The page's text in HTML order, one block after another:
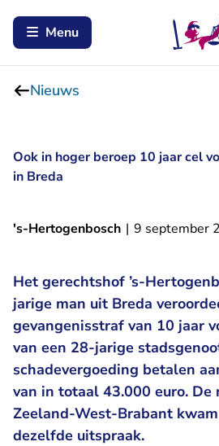
Menu
Nieuws
Ook in hoger beroep 10 jaar cel
in Breda
's-Hertogenbosch | 9 september
Het gerechtshof ’s-
jarige man uit Breda
gevangenisstraf van 10 jaar
van een 28-jarige
schadevergoeding betalen
van in totaal 43.000 euro. De
Zeeland-West-Brabant
dezelfde uitspraak.